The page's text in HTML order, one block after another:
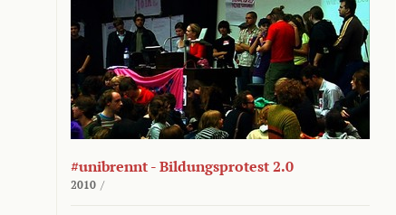
#unibrennt - Bildungsprotest 2.0
2010 /